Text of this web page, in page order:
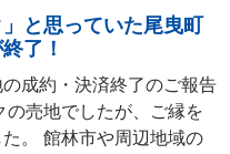
と思っていた尾曳町
了！
成約・決済終了のご報告
の売地でしたが、ご縁を
。 館林市や周辺地域の